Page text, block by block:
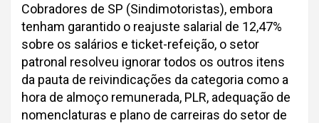
Cobradores de SP (Sindimotoristas), embora
tenham garantido o reajuste salarial de 12,47%
sobre os salários e ticket-refeição, o setor
patronal resolveu ignorar todos os outros itens
da pauta de reivindicações da categoria como a
hora de almoço remunerada, PLR, adequação de
nomenclaturas e plano de carreiras do setor de